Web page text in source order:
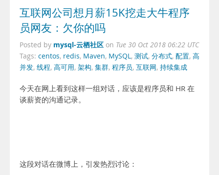
互联网公司想月薪15K挖走大牛程序
员网友：欠你的吗
Posted by mysql-云栖社区 on Tue 30 Oct 2018 06:22 UTC
Tags: centos, redis, Maven, MySQL, 测试, 分布式, 配置, 高
并发, 线程, 高可用, 架构, 集群, 程序员, 互联网, 持续集成
今天在网上看到这样一组对话，应该是程序员和 HR 在
谈薪资的沟通记录。
这段对话在微博上，引发热烈讨论：